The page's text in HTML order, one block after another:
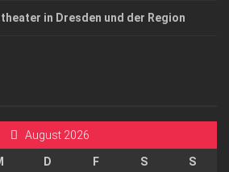
in Dresden und der Region
August 2026
D F S
S